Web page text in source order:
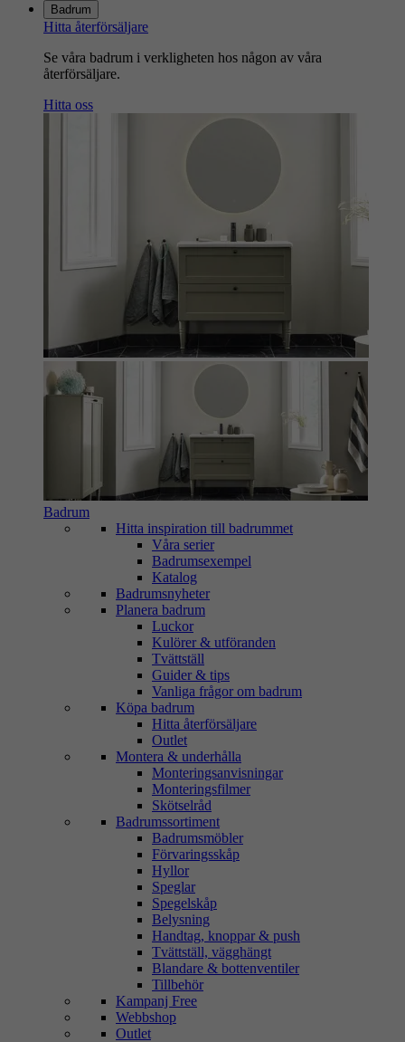
Badrum
Hitta återförsäljare
Se våra badrum i verkligheten hos någon av våra
återförsäljare.
Hitta oss
Badrum
Hitta inspiration till badrummet
Våra serier
Badrumsexempel
Katalog
Badrumsnyheter
Planera badrum
Luckor
Kulörer & utföranden
Tvättställ
Guider & tips
Vanliga frågor om badrum
Köpa badrum
Hitta återförsäljare
Outlet
Montera & underhålla
Monteringsanvisningar
Monteringsfilmer
Skötselråd
Badrumssortiment
Badrumsmöbler
Förvaringsskåp
Hyllor
Speglar
Spegelskåp
Belysning
Handtag, knoppar & push
Tvättställ, vägghängt
Blandare & bottenventiler
Tillbehör
Kampanj Free
Webbshop
Outlet